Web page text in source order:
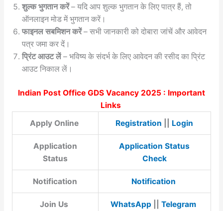
शुल्क भुगतान करें– यदि आप शुल्क भुगतान के लिए पात्र हैं, तो
ऑनलाइन मोड में भुगतान करें।
फाइनल सबमिशन करें– सभी जानकारी को दोबारा जांचें और आवेदन
पत्र जमा कर दें।
प्रिंट आउट लें– भविष्य के संदर्भ के लिए आवेदन की रसीद का प्रिंट
आउट निकाल लें।
Indian Post Office GDS Vacancy 2025 : Important
Links
Apply Online
Registration Login
Application
Status
Application Status
Check
Notification Notification
Join Us WhatsApp ||Telegram